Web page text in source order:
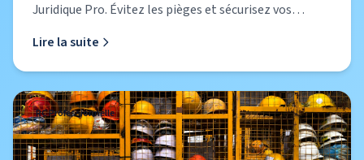
Juridique Pro. Évitez les pièges et sécurisez vos
Lire la suite
RC Professionnelle